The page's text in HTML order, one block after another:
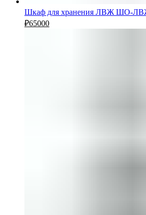
Шкаф для хранения ЛВЖ ШО-
₽65000